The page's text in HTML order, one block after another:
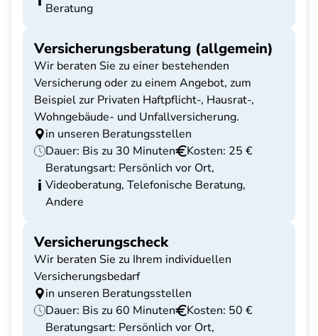
Beratung
Versicherungsberatung (allgemein)
Wir beraten Sie zu einer bestehenden
Versicherung oder zu einem Angebot, zum
Beispiel zur Privaten Haftpflicht-, Hausrat-,
Wohngebäude- und Unfallversicherung.
in unseren Beratungsstellen
Dauer: Bis zu 30 Minuten
Kosten: 25 €
Beratungsart: Persönlich vor Ort,
Videoberatung, Telefonische Beratung,
Andere
Versicherungscheck
Wir beraten Sie zu Ihrem individuellen
Versicherungsbedarf
in unseren Beratungsstellen
Dauer: Bis zu 60 Minuten
Kosten: 50 €
Beratungsart: Persönlich vor Ort,